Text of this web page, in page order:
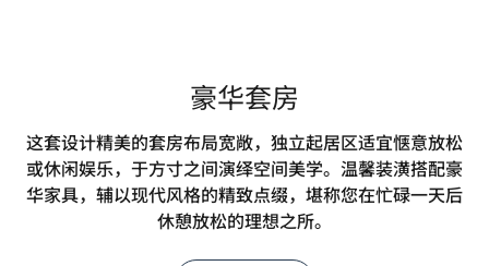
豪华套房
这套设计精美的套房布局宽敞，独立起居区适宜惬意放松
或休闲娱乐，于方寸之间演绎空间美学。温馨装潢搭配豪
华家具，辅以现代风格的精致点缀，堪称您在忙碌一天后
休憩放松的理想之所。